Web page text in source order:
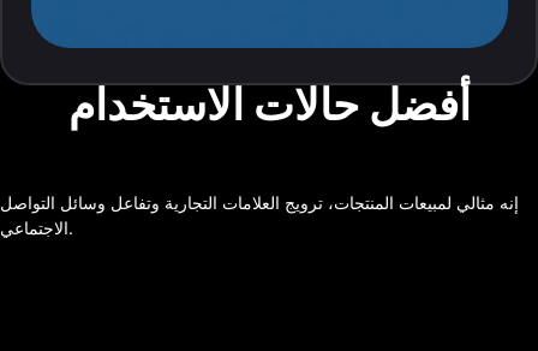
أفضل حالات الاستخدام
إنه مثالي لمبيعات المنتجات، ترويج العلامات التجارية وتفاعل وسائل التواصل
الاجتماعي.